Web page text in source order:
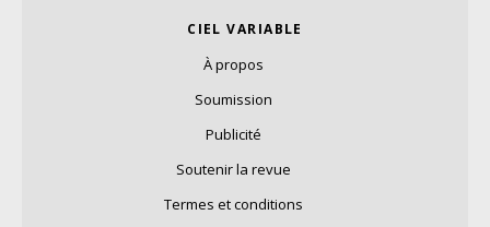
CIEL VARIABLE
À propos
Soumission
Publicité
Soutenir la revue
Termes et conditions